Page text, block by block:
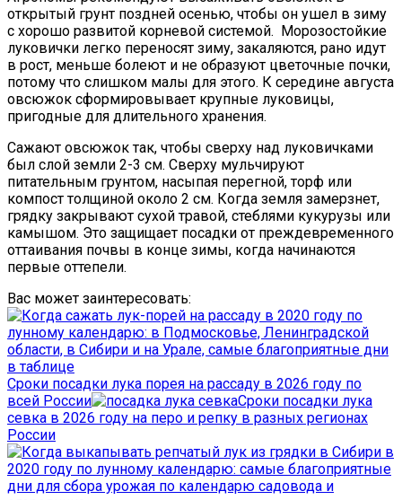
открытый грунт поздней осенью, чтобы он ушел в зиму
с хорошо развитой корневой системой. Морозостойкие
луковички легко переносят зиму, закаляются, рано идут
в рост, меньше болеют и не образуют цветочные почки,
потому что слишком малы для этого. К середине августа
овсюжок сформировывает крупные луковицы,
пригодные для длительного хранения.
Сажают овсюжок так, чтобы сверху над луковичками
был слой земли 2-3 см. Сверху мульчируют
питательным грунтом, насыпая перегной, торф или
компост толщиной около 2 см. Когда земля замерзнет,
грядку закрывают сухой травой, стеблями кукурузы или
камышом. Это защищает посадки от преждевременного
оттаивания почвы в конце зимы, когда начинаются
первые оттепели.
Вас может заинтересовать:
Сроки посадки лука порея на рассаду в 2026 году по
всей России
Сроки посадки лука
севка в 2026 году на перо и репку в разных регионах
России